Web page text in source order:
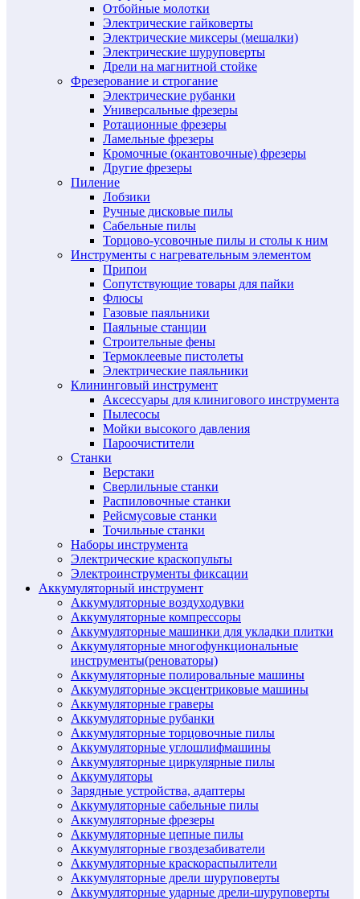
Отбойные молотки
Электрические гайковерты
Электрические миксеры (мешалки)
Электрические шуруповерты
Дрели на магнитной стойке
Фрезерование и строгание
Электрические рубанки
Универсальные фрезеры
Ротационные фрезеры
Ламельные фрезеры
Кромочные (окантовочные) фрезеры
Другие фрезеры
Пиление
Лобзики
Ручные дисковые пилы
Сабельные пилы
Торцово-усовочные пилы и столы к ним
Инструменты с нагревательным элементом
Припои
Сопутствующие товары для пайки
Флюсы
Газовые паяльники
Паяльные станции
Строительные фены
Термоклеевые пистолеты
Электрические паяльники
Клининговый инструмент
Аксессуары для клинигового инструмента
Пылесосы
Мойки высокого давления
Пароочистители
Станки
Верстаки
Сверлильные станки
Распиловочные станки
Рейсмусовые станки
Точильные станки
Наборы инструмента
Электрические краскопульты
Электроинструменты фиксации
Аккумуляторный инструмент
Аккумуляторные воздуходувки
Аккумуляторные компрессоры
Аккумуляторные машинки для укладки плитки
Аккумуляторные многофункциональные
инструменты(реноваторы)
Аккумуляторные полировальные машины
Аккумуляторные эксцентриковые машины
Аккумуляторные граверы
Аккумуляторные рубанки
Аккумуляторные торцовочные пилы
Аккумуляторные углошлифмашины
Аккумуляторные циркулярные пилы
Аккумуляторы
Зарядные устройства, адаптеры
Аккумуляторные сабельные пилы
Аккумуляторные фрезеры
Аккумуляторные цепные пилы
Аккумуляторные гвоздезабиватели
Аккумуляторные краскораспылители
Аккумуляторные дрели шуруповерты
Аккумуляторные ударные дрели-шуруповерты